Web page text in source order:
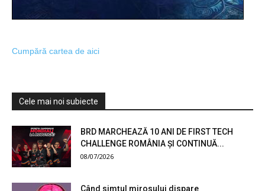
Cumpără cartea de aici
Cele mai noi subiecte
BRD MARCHEAZĂ 10 ANI DE FIRST TECH
CHALLENGE ROMÂNIA ȘI CONTINUĂ...
08/07/2026
Când simțul mirosului dispare